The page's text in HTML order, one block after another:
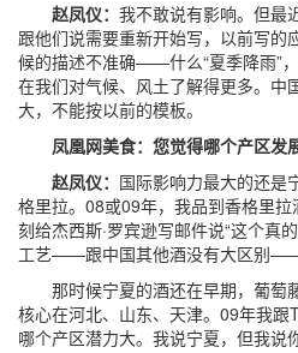
赵凤仪： 我不敢说有影响。但最
跟他们说需要重新开始写，以前写的
候的描述不准确——什么“夏季降雨”
在我们对气候、风土了解得更多。中
大，不能按以前的模板。
凤凰网美食：您觉得哪个产区发
赵凤仪： 国际影响力最大的还是
格里拉。08或09年，我品到香格里
刻给杰西斯·罗宾逊写邮件说“这个真
工艺——跟中国其他酒没有大区别——
那时候宁夏的酒还在早期，葡萄
核心在河北、山东、天津。09年我
哪个产区潜力大。我说宁夏，但我说